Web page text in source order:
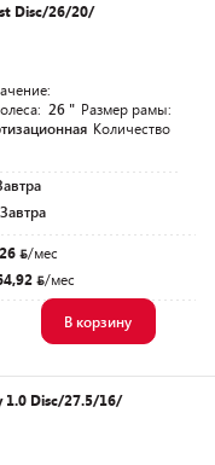
Disc/26/20/
26 " Размер рамы:
Количество
/мес
/мес
В корзину
1.0 Disc/27.5/16/